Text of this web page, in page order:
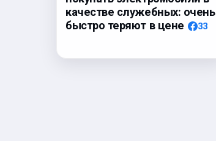
качестве служебных: очень
быстро теряют в цене
33